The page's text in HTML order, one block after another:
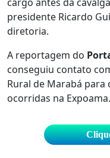
presidente Ricardo
diretoria.
A reportagem do
conseguiu contato
Rural de Marabá
ocorridas na Expoama.